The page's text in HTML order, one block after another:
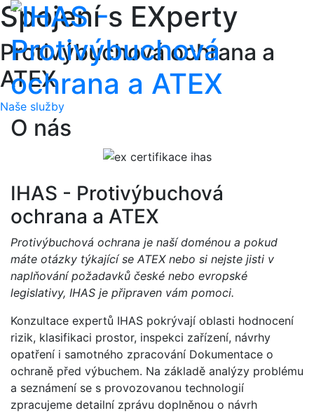
Spojení s EXperty
Protivýbuchová ochrana a
ATEX
Naše služby
O nás
IHAS - Protivýbuchová
ochrana a ATEX
Protivýbuchová ochrana je naší doménou a pokud
máte otázky týkající se ATEX nebo si nejste jisti v
naplňování požadavků české nebo evropské
legislativy, IHAS je připraven vám pomoci.
Konzultace expertů IHAS pokrývají oblasti hodnocení
rizik, klasifikaci prostor, inspekci zařízení, návrhy
opatření i samotného zpracování Dokumentace o
ochraně před výbuchem. Na základě analýzy problému
a seznámení se s provozovanou technologií
zpracujeme detailní zprávu doplněnou o návrh